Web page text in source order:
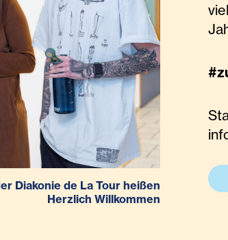
Diakonie de La Tour heißen
Herzlich Willkommen